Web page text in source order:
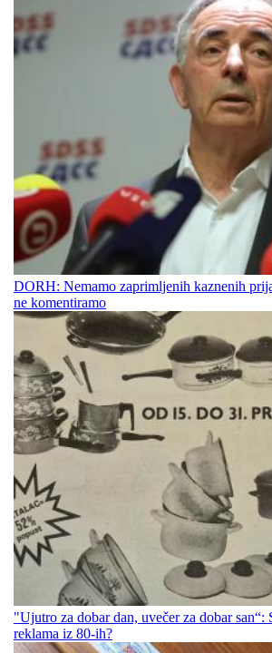
DORH: Nemamo zaprimljenih kaznenih
ne komentiramo
"Ujutro za dobar dan, uvečer za dobar san“:
reklama iz 80-ih?